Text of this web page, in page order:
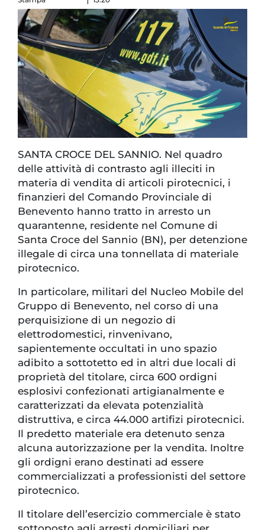
SANTA CROCE DEL SANNIO. Nel quadro
delle attività di contrasto agli illeciti in
materia di vendita di articoli pirotecnici, i
finanzieri del Comando Provinciale di
Benevento hanno tratto in arresto un
quarantenne, residente nel Comune di
Santa Croce del Sannio (BN), per detenzione
illegale di circa una tonnellata di materiale
pirotecnico.
In particolare, militari del Nucleo Mobile del
Gruppo di Benevento, nel corso di una
perquisizione di un negozio di
elettrodomestici, rinvenivano,
sapientemente occultati in uno spazio
adibito a sottotetto ed in altri due locali di
proprietà del titolare, circa 600 ordigni
esplosivi confezionati artigianalmente e
caratterizzati da elevata potenzialità
distruttiva, e circa 44.000 artifizi pirotecnici.
Il predetto materiale era detenuto senza
alcuna autorizzazione per la vendita. Inoltre
gli ordigni erano destinati ad essere
commercializzati a professionisti del settore
pirotecnico.
Il titolare dell’esercizio commerciale è stato